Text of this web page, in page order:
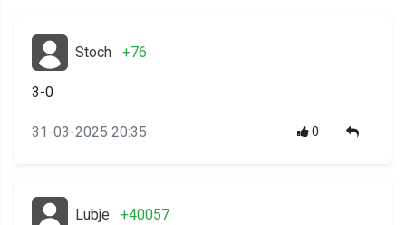
Stoch +76
3-0
31-03-2025 20:35 0
Lubje +40057